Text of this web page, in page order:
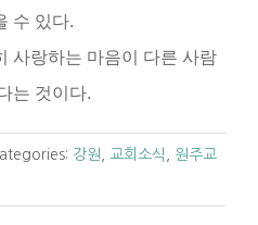
수 있다.
사랑하는 마음이 다른 사람
는 것이다.
강원 교회소식
원주교